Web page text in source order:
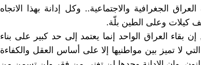
الجغرافية والاجتماعية.. وكل إدانة بهذا الاتجاه
وعلى الطين بلّة.
بقاء العراق الواحد إنما يعتمد إلى حد كبير على بناء
التي لا تميز بين مواطنيها إلا على أساس العقل والكفاءة